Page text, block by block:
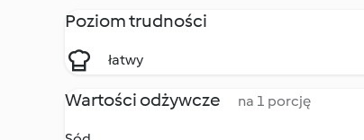
Poziom trudności
łatwy
Wartości odżywcze na 1 porcję